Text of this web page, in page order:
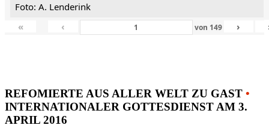
Foto: A. Lenderink
«
‹ von 149 ›
REFOMIERTE AUS ALLER WELT ZU GAST •
INTERNATIONALER GOTTESDIENST AM 3.
APRIL 2016